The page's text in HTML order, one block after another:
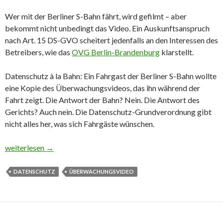
Wer mit der Berliner S-Bahn fährt, wird gefilmt – aber
bekommt nicht unbedingt das Video. Ein Auskunftsanspruch
nach Art. 15 DS-GVO scheitert jedenfalls an den Interessen des
Betreibers, wie das OVG Berlin-Brandenburg klarstellt.
Datenschutz à la Bahn: Ein Fahrgast der Berliner S-Bahn wollte
eine Kopie des Überwachungsvideos, das ihn während der
Fahrt zeigt. Die Antwort der Bahn? Nein. Die Antwort des
Gerichts? Auch nein. Die Datenschutz-Grundverordnung gibt
nicht alles her, was sich Fahrgäste wünschen.
Lächeln für die Kamera? Kein Anspruch auf Video-Kopie
weiterlesen →
DATENSCHUTZ ÜBERWACHUNGSVIDEO